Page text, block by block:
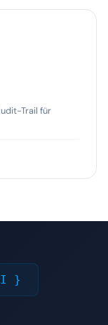
Trail für
}